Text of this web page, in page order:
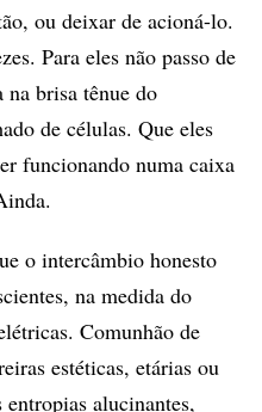
ou deixar de acioná-lo.
Para eles não passo de
na brisa tênue do
de células. Que eles
funcionando numa caixa
o intercâmbio honesto
na medida do
Comunhão de
estéticas, etárias ou
alucinantes,